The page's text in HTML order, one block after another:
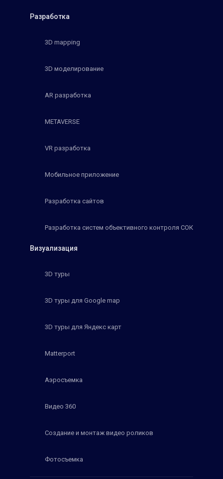
Разработка
3D mapping
3D моделирование
AR разработка
METAVERSE
VR разработка
Мобильное приложение
Разработка сайтов
Разработка систем объективного контроля СОК
Визуализация
3D туры
3D туры для Google map
3D туры для Яндекс карт
Matterport
Аэросъемка
Видео 360
Создание и монтаж видео роликов
Фотосъемка